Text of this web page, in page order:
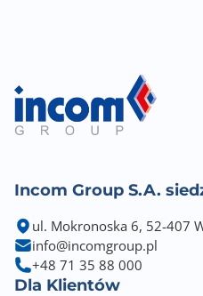
Incom Group S.A.
ul. Mokronoska 6, 52-407
info@incomgroup.pl
+48 71 35 88 000
Dla Klientów